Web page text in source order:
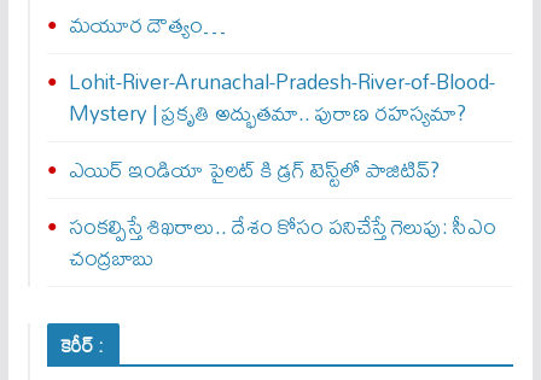
మయూర దౌత్యం…
Lohit-River-Arunachal-Pradesh-River-of-Blood-
Mystery | ప్రకృతి అద్భుతమా.. పురాణ రహస్యమా?
ఎయిర్‌ ఇండియా పైలట్‌ కి డ్రగ్‌ టెస్ట్‌లో పాజిటివ్‌?
సంకల్పిస్తే శిఖరాలు.. దేశం కోసం పనిచేస్తే గెలుపు: సీఎం
చంద్రబాబు
కెరీర్ :